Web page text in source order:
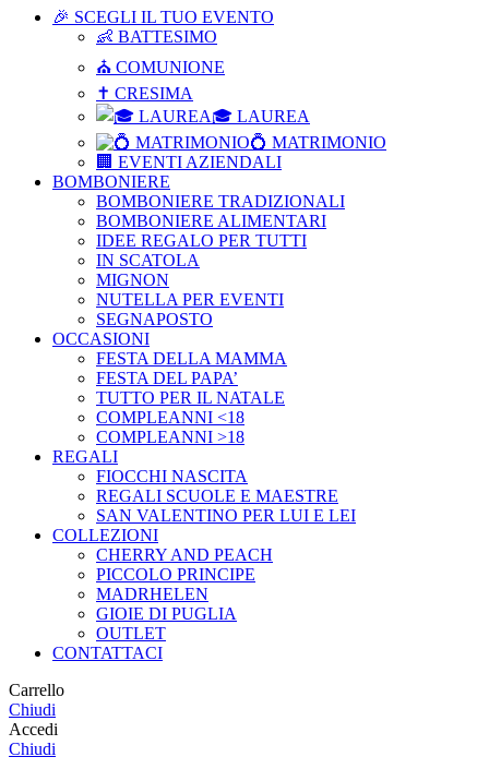
🎉 SCEGLI IL TUO EVENTO
👶 BATTESIMO
⛪ COMUNIONE
✝ CRESIMA
🎓 LAUREA
💍 MATRIMONIO
🏢 EVENTI AZIENDALI
BOMBONIERE
BOMBONIERE TRADIZIONALI
BOMBONIERE ALIMENTARI
IDEE REGALO PER TUTTI
IN SCATOLA
MIGNON
NUTELLA PER EVENTI
SEGNAPOSTO
OCCASIONI
FESTA DELLA MAMMA
FESTA DEL PAPA’
TUTTO PER IL NATALE
COMPLEANNI <18
COMPLEANNI >18
REGALI
FIOCCHI NASCITA
REGALI SCUOLE E MAESTRE
SAN VALENTINO PER LUI E LEI
COLLEZIONI
CHERRY AND PEACH
PICCOLO PRINCIPE
MADRHELEN
GIOIE DI PUGLIA
OUTLET
CONTATTACI
Carrello
Chiudi
Accedi
Chiudi